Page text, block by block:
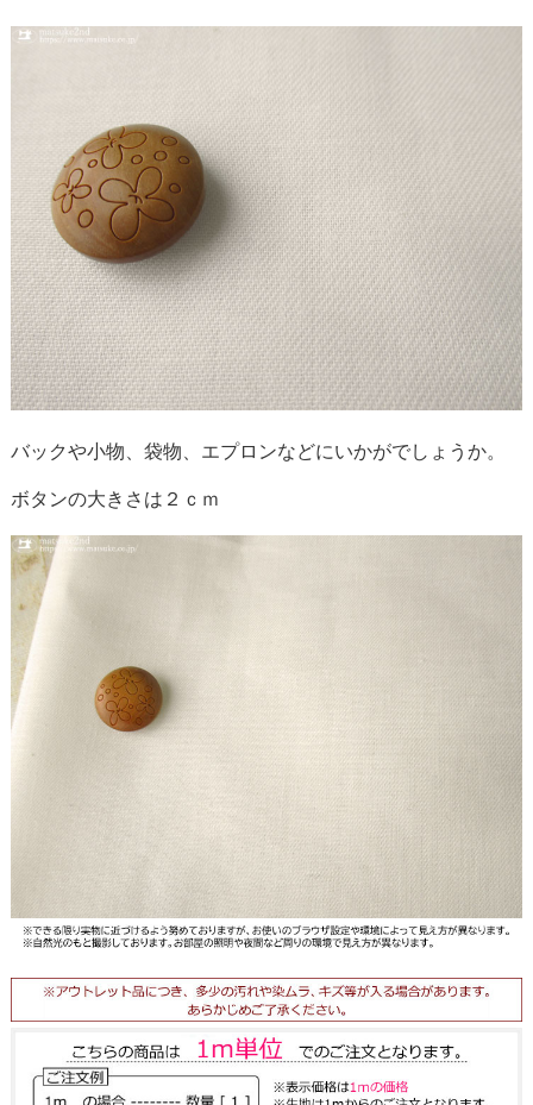
バックや小物、袋物、エプロンなどにいかがでしょうか。
ボタンの大きさは２ｃｍ